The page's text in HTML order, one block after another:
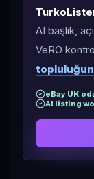
AI başlık,
VeRO
eBay UK
AI listing